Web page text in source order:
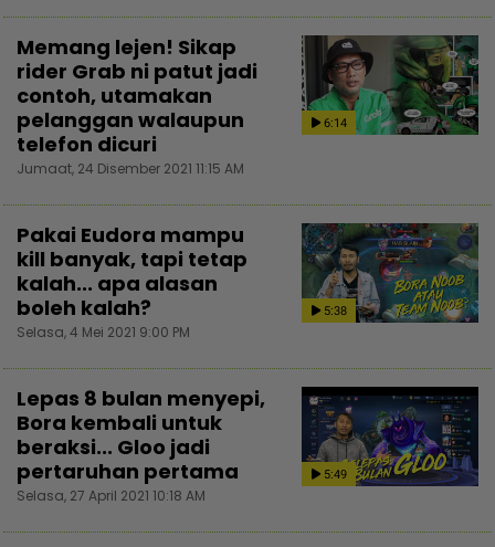
6:14
Memang lejen! Sikap
rider Grab ni patut jadi
contoh, utamakan
pelanggan walaupun
telefon dicuri
Jumaat, 24 Disember 2021 11:15 AM
5:38
Pakai Eudora mampu
kill banyak, tapi tetap
kalah... apa alasan
boleh kalah?
Selasa, 4 Mei 2021 9:00 PM
5:49
Lepas 8 bulan menyepi,
Bora kembali untuk
beraksi... Gloo jadi
pertaruhan pertama
Selasa, 27 April 2021 10:18 AM